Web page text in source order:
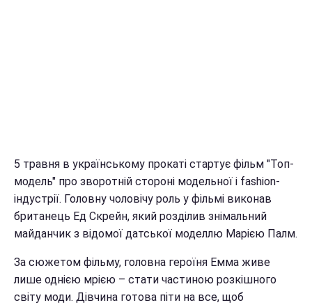
5 травня в українському прокаті стартує фільм "Топ-
модель" про зворотній стороні модельної і fashion-
індустрії. Головну чоловічу роль у фільмі виконав
британець Ед Скрейн, який розділив знімальний
майданчик з відомої датської моделлю Марією Палм.
За сюжетом фільму, головна героїня Емма живе
лише однією мрією – стати частиною розкішного
світу моди. Дівчина готова піти на все, щоб